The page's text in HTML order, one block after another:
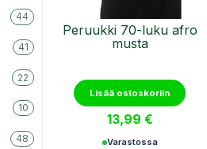
44
41
22
10
48
Peruukki 70-luku afro
musta
Lisää ostoskoriin
13,99 €
Varastossa